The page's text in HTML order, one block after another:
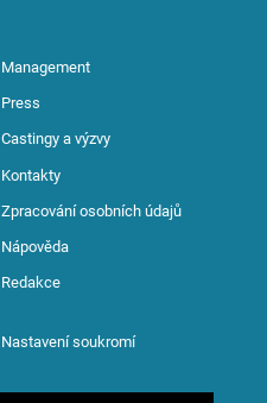
Management
Press
Castingy a výzvy
Kontakty
Zpracování osobních údajů
Nápověda
Redakce
Nastavení soukromí